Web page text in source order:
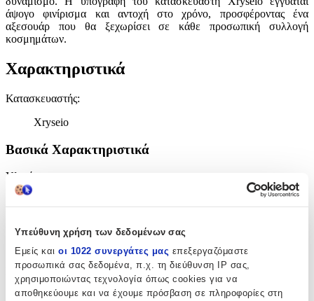
Υπεύθυνη χρήση των δεδομένων σας
Εμείς και οι 1022 συνεργάτες μας επεξεργαζόμαστε
προσωπικά σας δεδομένα, π.χ. τη διεύθυνση IP σας,
χρησιμοποιώντας τεχνολογία όπως cookies για να
αποθηκεύουμε και να έχουμε πρόσβαση σε πληροφορίες στη
άψογο φινίρισμα και αντοχή στο χρόνο, προσφέροντας ένα
αξεσουάρ που θα ξεχωρίσει σε κάθε προσωπική συλλογή
κοσμημάτων.
Χαρακτηριστικά
Κατασκευαστής:
Xryseio
Βασικά Χαρακτηριστικά
Υλικό
Όχι
Επιχρυσωμένη:
Όχι